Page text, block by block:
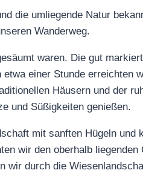
die umliegende Natur
Wanderweg.
waren. Die gut
etwa einer Stunde erreichten
Häusern und der
und Süßigkeiten genießen.
mit sanften Hügeln und
wir den oberhalb
wir durch die